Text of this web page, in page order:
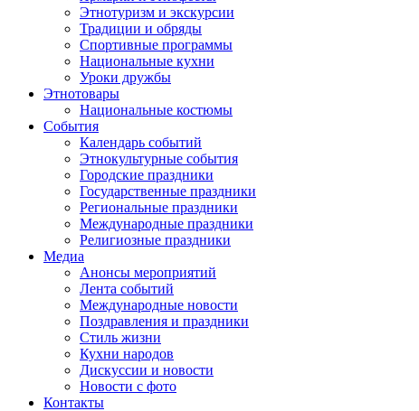
Этнотуризм и экскурсии
Традиции и обряды
Спортивные программы
Национальные кухни
Уроки дружбы
Этнотовары
Национальные костюмы
События
Календарь событий
Этнокультурные события
Городские праздники
Государственные праздники
Региональные праздники
Международные праздники
Религиозные праздники
Медиа
Анонсы мероприятий
Лента событий
Международные новости
Поздравления и праздники
Cтиль жизни
Кухни народов
Дискуссии и новости
Новости с фото
Контакты